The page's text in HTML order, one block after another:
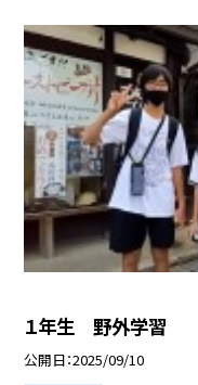
１年生 野外学習
公開日 2025/09/10